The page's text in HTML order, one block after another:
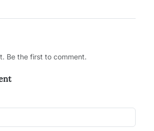
Be the first to comment.